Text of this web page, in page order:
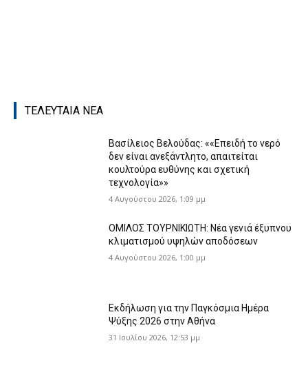
ΤΕΛΕΥΤΑΙΑ ΝΕΑ
Βασίλειος Βελούδας: ««Eπειδή το νερό
δεν είναι ανεξάντλητο, απαιτείται
κουλτούρα ευθύνης και σχετική
τεχνολογία»»
4 Αυγούστου 2026, 1:09 μμ
ΟΜΙΛΟΣ ΤΟΥΡΝΙΚΙΩΤΗ: Νέα γενιά έξυπνου
κλιματισμού υψηλών αποδόσεων
4 Αυγούστου 2026, 1:00 μμ
Εκδήλωση για την Παγκόσμια Ημέρα
Ψύξης 2026 στην Αθήνα
31 Ιουλίου 2026, 12:53 μμ